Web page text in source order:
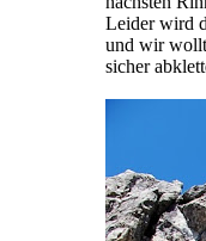
Leider wird
und wir
sicher